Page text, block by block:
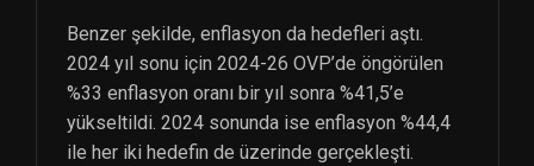
Benzer şekilde, enflasyon da hedefleri aştı.
2024 yıl sonu için 2024-26 OVP’de öngörülen
%33 enflasyon oranı bir yıl sonra %41,5’e
yükseltildi. 2024 sonunda ise enflasyon %44,4
ile her iki hedefin de üzerinde gerçekleşti.